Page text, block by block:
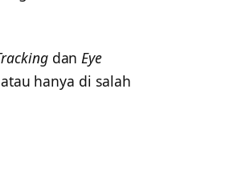
danEye
hanya di salah